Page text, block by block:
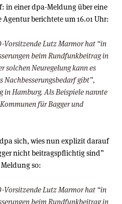
in einer dpa-Meldung über eine
Agentur berichtete um 16.01 Uhr:
Vorsitzende Lutz Marmor hat “in
beim Rundfunkbeitrag in
solchen Neuregelung kann es
Nachbesserungsbedarf gibt”,
in Hamburg. Als Beispiele nannte
für Bagger und
sich, wies nun explizit darauf
nicht beitragspflichtig sind”
so:
Vorsitzende Lutz Marmor hat “in
beim Rundfunkbeitrag in